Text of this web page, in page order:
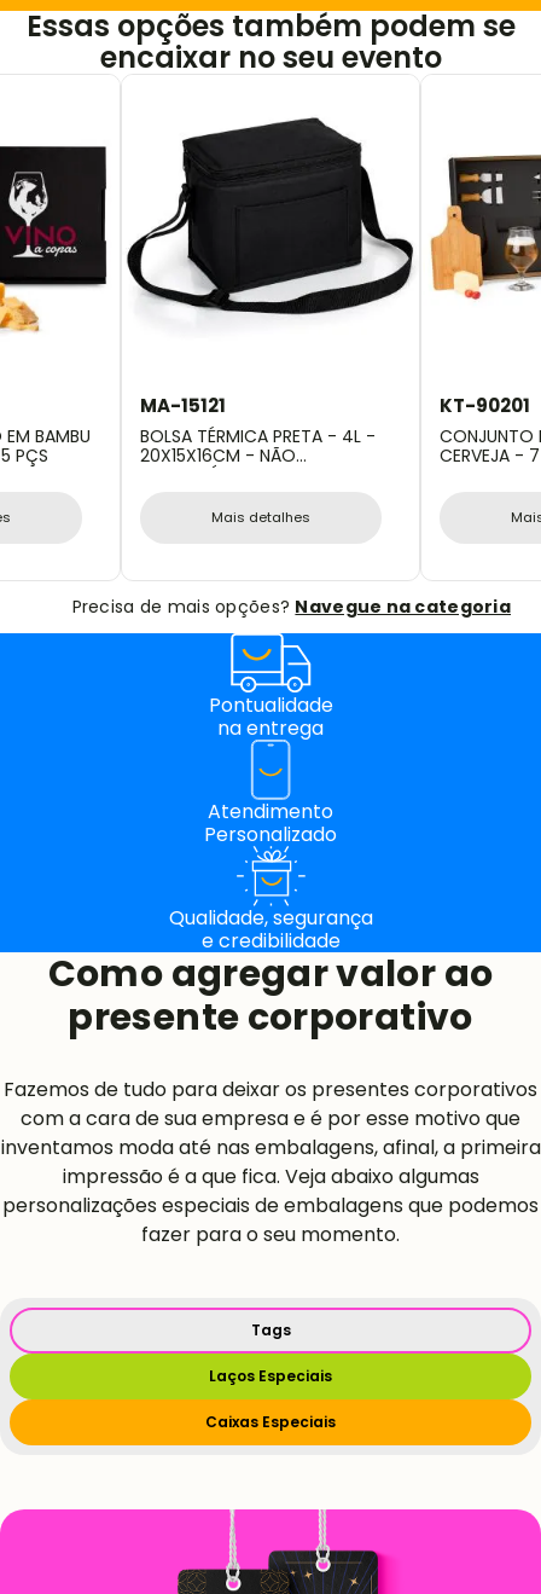
Essas opções também podem se
encaixar no seu evento
BAMBU
PÇS
MA-15121
BOLSA TÉRMICA PRETA - 4L -
20X15X16CM - NÃO
IMPERMEÁVEL
Mais detalhes
KT-90201
CONJUNTO
CERVEJA -
Precisa de mais opções? Navegue na categoria
Pontualidade
na entrega
Atendimento
Personalizado
Qualidade, segurança
e credibilidade
Como agregar valor ao
presente corporativo
Fazemos de tudo para deixar os presentes corporativos
com a cara de sua empresa e é por esse motivo que
inventamos moda até nas embalagens, afinal, a primeira
impressão é a que fica. Veja abaixo algumas
personalizações especiais de embalagens que podemos
fazer para o seu momento.
Tags
Laços Especiais
Caixas Especiais